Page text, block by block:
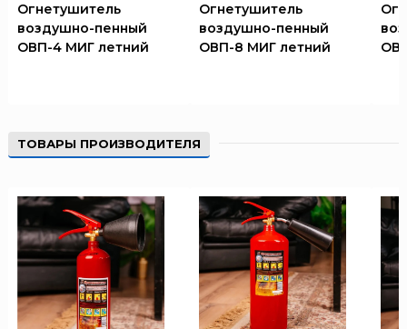
Огнетушитель
воздушно-пенный
ОВП-4 МИГ летний
Огнетушитель
воздушно-пенный
ОВП-8 МИГ летний
ТОВАРЫ ПРОИЗВОДИТЕЛЯ